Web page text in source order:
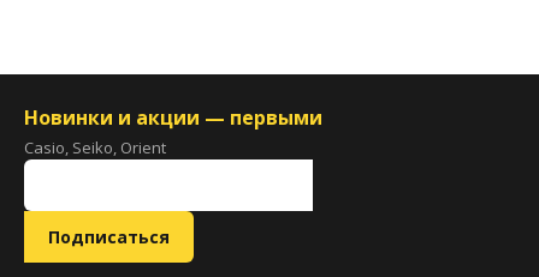
Новинки и акции — первыми
Casio, Seiko, Orient